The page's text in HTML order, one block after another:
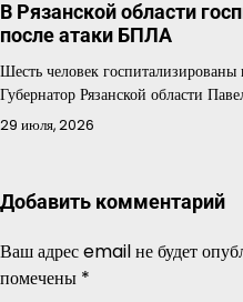
В Рязанской области
после атаки БПЛА
Шесть человек
Губернатор Рязанской области
29 июля, 2026
Добавить комментарий
Ваш адрес email не будет
помечены *